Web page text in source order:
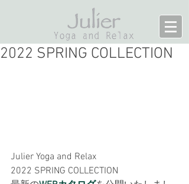
2022 SPRING COLLECTION
Julier Yoga and Relax
2022 SPRING COLLECTION